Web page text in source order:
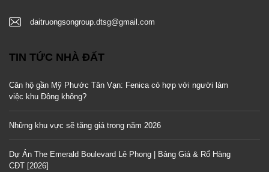
daitruongsongroup.dtsg@gmail.com
TIN TỨC NHÀ ĐẤT
Căn hộ gần Mỹ Phước Tân Vạn: Fenica có hợp với người làm
việc khu Đông không?
Những khu vực sẽ tăng giá trong năm 2026
Dự Án The Emerald Boulevard Lê Phong | Bảng Giá & Rổ Hàng
CĐT [2026]